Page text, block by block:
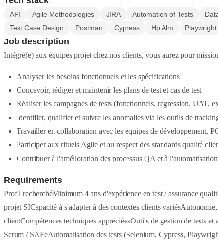
API Agile Methodologies JIRA Automation of Tests
Test Case Design
Postman Cypress Hp Alm Playwright
Job description
Intégré(e) aux équipes projet chez nos clients, vous aurez pour
Analyser les besoins fonctionnels et les spécifications
Concevoir, rédiger et maintenir les plans de test et cas de test
Réaliser les campagnes de tests (fonctionnels, régression, UAT,
Identifier, qualifier et suivre les anomalies via les outils de
Travailler en collaboration avec les équipes de développement,
Participer aux rituels Agile et au respect des standards qualité
Contribuer à l'amélioration des processus QA et à
Requirements
Profil recherchéMinimum 4 ans d'expérience en test / assurance
projet SICapacité à s'adapter à des contextes clients
clientCompétences techniques appréciéesOutils de gestion de tests
Scrum / SAFeAutomatisation des tests (Selenium, Cypress,